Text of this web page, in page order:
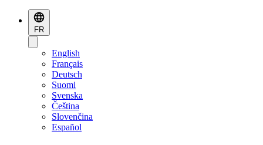
FR
English
Français
Deutsch
Suomi
Svenska
Čeština
Slovenčina
Español